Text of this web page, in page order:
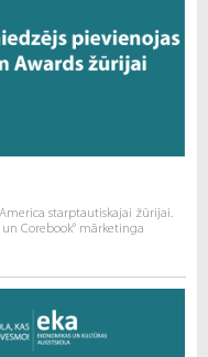
starptautiskajai žūrijai.
Corebook° mārketinga